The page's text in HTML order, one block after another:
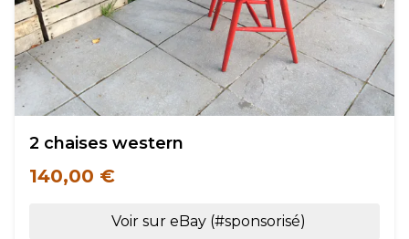
2 chaises western
140,00 €
Voir sur eBay (#sponsorisé)